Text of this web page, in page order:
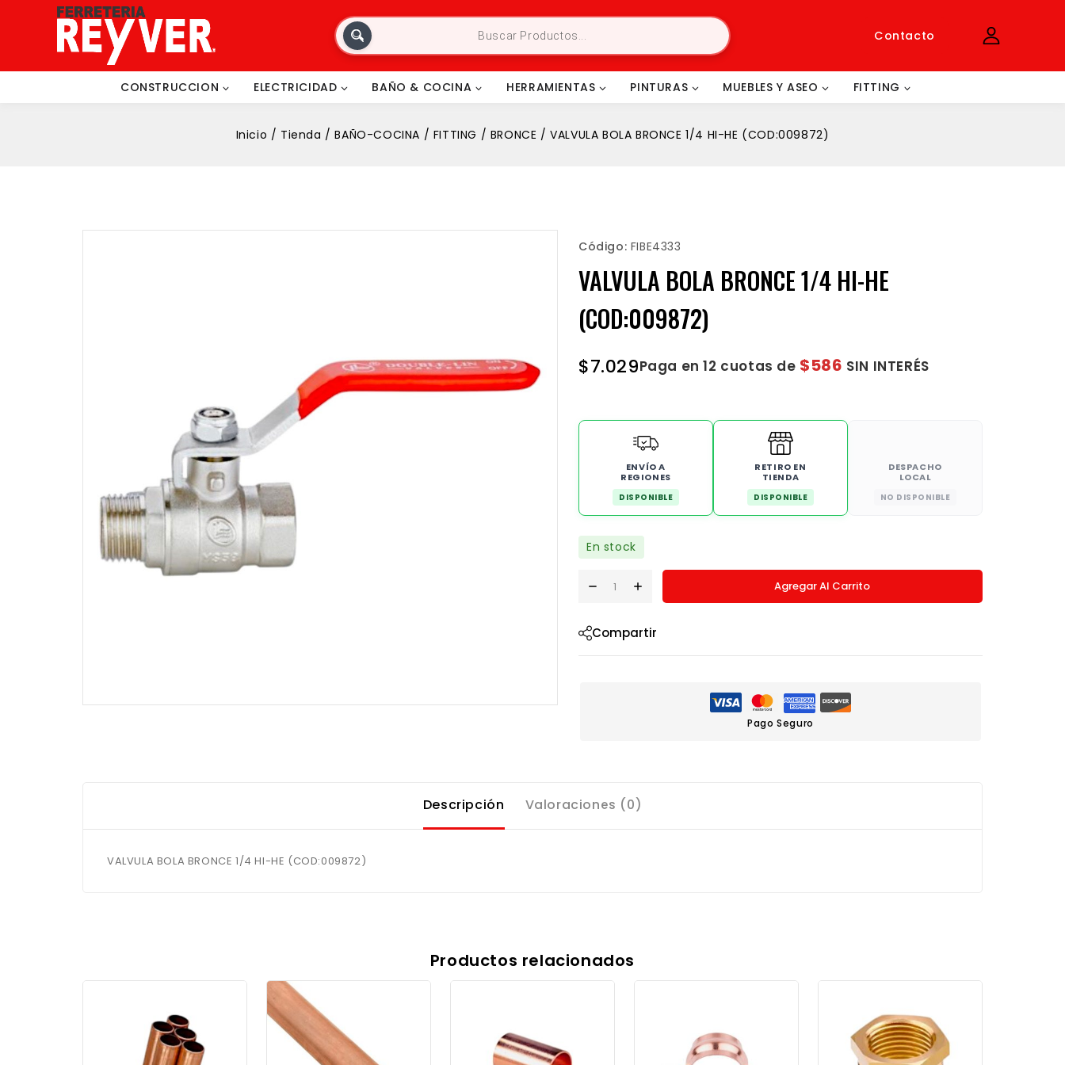
Contacto
CONSTRUCCION ELECTRICIDAD BAÑO & COCINA HERRAMIENTAS PINTURAS MUEBLES Y ASEO FITTING
Inicio / Tienda / BAÑO-COCINA / FITTING / BRONCE / VALVULA BOLA BRONCE 1/4 HI-HE (COD:009872)
Código: FIBE4333
VALVULA BOLA BRONCE 1/4 HI-HE
(COD:009872)
$7.029Paga en 12 cuotas de $586 SIN INTERÉS
ENVÍO A
REGIONES
DISPONIBLE
RETIRO EN
TIENDA
DISPONIBLE
DESPACHO
LOCAL
NO DISPONIBLE
En stock
Agregar Al Carrito
Compartir
Pago Seguro
Descripción Valoraciones (0)
VALVULA BOLA BRONCE 1/4 HI-HE (COD:009872)
Productos relacionados